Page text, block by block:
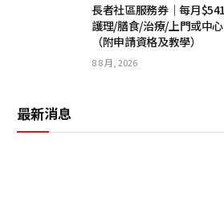
長者社區服務券｜每月
護理/膳食/治療/上門或中
（附申請資格及教學）
8 8 月, 2026
最新消息